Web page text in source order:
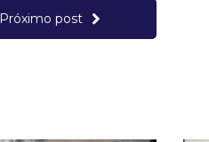
Próximo post